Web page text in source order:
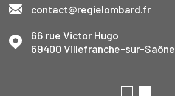
contact@regielombard.fr
66 rue Victor Hugo
69400
Villefranche-sur-Saône